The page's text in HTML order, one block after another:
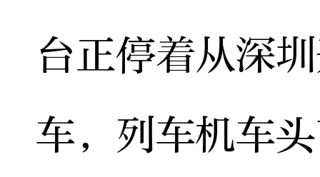
台正停着从深
车，列车机车